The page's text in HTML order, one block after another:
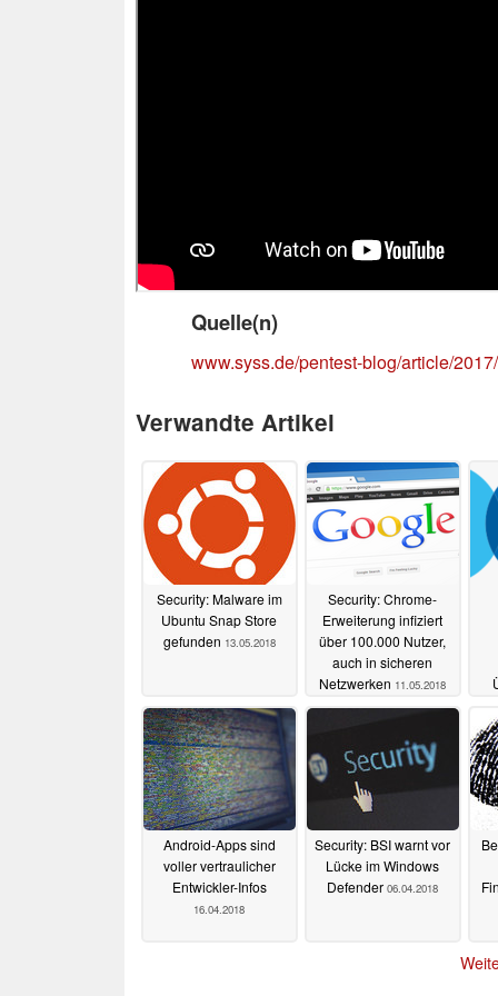
Quelle(n)
www.syss.de/pentest-blog/article/
Verwandte Artikel
Security: Malware im
Ubuntu Snap Store
gefunden 13.05.2018
Security: Chrome-
Erweiterung infiziert
über 100.000 Nutzer,
auch in sicheren
Netzwerken 11.05.2018
Android-Apps sind
voller vertraulicher
Entwickler-Infos
16.04.2018
Security: BSI warnt vor
Lücke im Windows
Defender 06.04.2018